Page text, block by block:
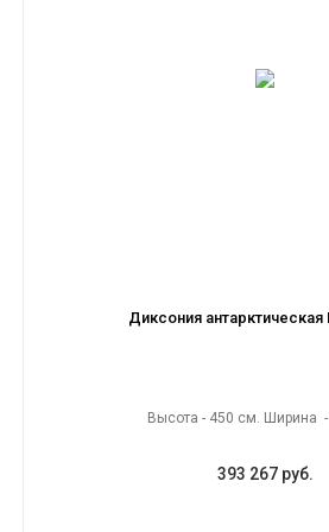
Диксония антарктическая
Высота - 450 см. Ширина
393 267 руб.